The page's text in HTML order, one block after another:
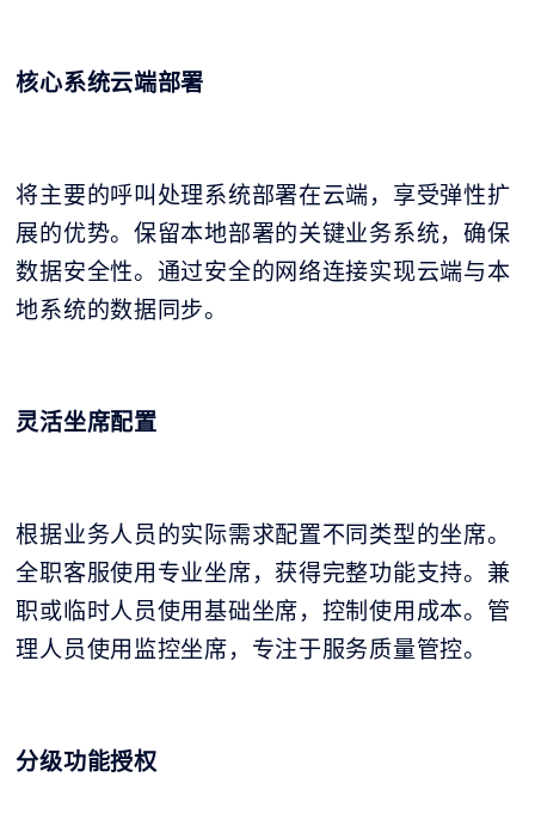
核心系统云端部署
将主要的呼叫处理系统部署在云端，享受弹性扩
展的优势。保留本地部署的关键业务系统，确保
数据安全性。通过安全的网络连接实现云端与本
地系统的数据同步。
灵活坐席配置
根据业务人员的实际需求配置不同类型的坐席。
全职客服使用专业坐席，获得完整功能支持。兼
职或临时人员使用基础坐席，控制使用成本。管
理人员使用监控坐席，专注于服务质量管控。
分级功能授权